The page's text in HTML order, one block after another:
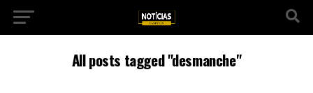
All posts tagged "desmanche"